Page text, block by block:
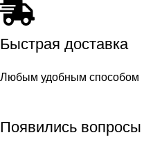
Быстрая доставка
Любым удобным способом
Появились вопросы